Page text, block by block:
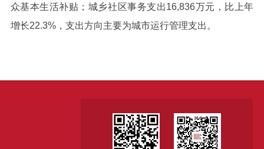
众基本生活补贴；城乡社区事务支出16,836万元，比上年
增长22.3%，支出方向主要为城市运行管理支出。